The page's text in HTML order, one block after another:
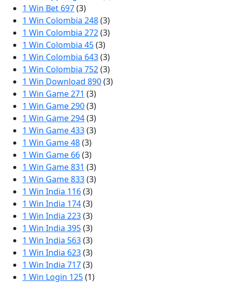
1 Win Bet 697(3)
1 Win Colombia 248(3)
1 Win Colombia 272(3)
1 Win Colombia 45(3)
1 Win Colombia 643(3)
1 Win Colombia 752(3)
1 Win Download 890(3)
1 Win Game 271 (3)
1 Win Game 290(3)
1 Win Game 294(3)
1 Win Game 433(3)
1 Win Game 48(3)
1 Win Game 66(3)
1 Win Game 831 (3)
1 Win Game 833(3)
1 Win India 116(3)
1 Win India 174(3)
1 Win India 223(3)
1 Win India 395(3)
1 Win India 563(3)
1 Win India 623(3)
1 Win India 717(3)
1 Win Login 125(1)